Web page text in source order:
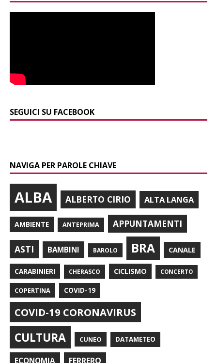
SEGUICI SU FACEBOOK
NAVIGA PER PAROLE CHIAVE
ALBA ALBERTO CIRIO ALTA LANGA
AMBIENTE ANTEPRIMA APPUNTAMENTI
ASTI BAMBINI BAROLO BRA CANALE
CARABINIERI CHERASCO CICLISMO CONCERTO
COPERTINA COVID-19
COVID-19 CORONAVIRUS
CULTURA CUNEO DATAMETEO
ECONOMIA FERRERO